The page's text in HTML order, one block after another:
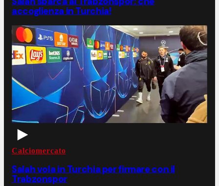
accoglienza in Turchia!
Calciomercato
Salah vola in Turchia per firmare con il
Trabzonspor